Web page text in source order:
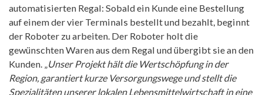
automatisierten Regal: Sobald ein Kunde eine Bestellung
auf einem der vier Terminals bestellt und bezahlt, beginnt
der Roboter zu arbeiten. Der Roboter holt die
gewünschten Waren aus dem Regal und übergibt sie an den
Kunden. „Unser Projekt hält die Wertschöpfung in der
Region, garantiert kurze Versorgungswege und stellt die
Spezialitäten unserer lokalen Lebensmittelwirtschaft in eine